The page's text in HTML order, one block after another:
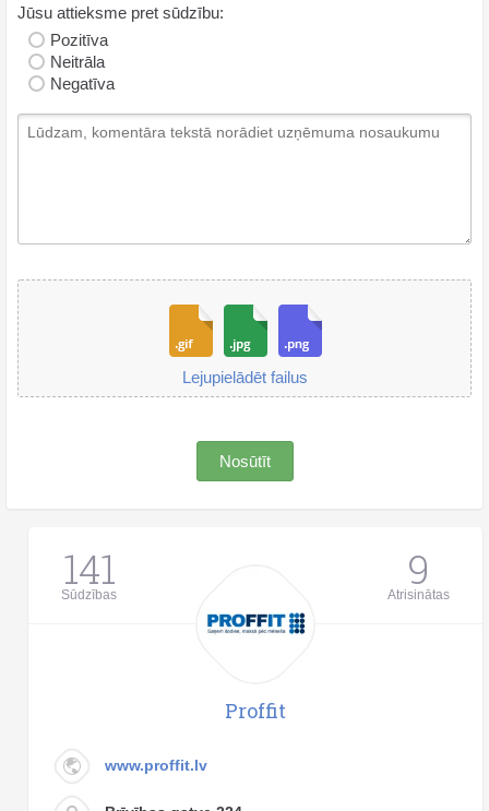
Jūsu attieksme pret sūdzību:
Pozitīva
Neitrāla
Negatīva
Lejupielādēt failus
Nosūtīt
141
Sūdzības 9
Atrisinātas
Proffit
www.proffit.lv